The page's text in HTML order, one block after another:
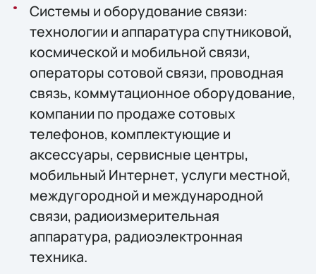
Системы и оборудование связи:
технологии и аппаратура спутниковой,
космической и мобильной связи,
операторы сотовой связи, проводная
связь, коммутационное оборудование,
компании по продаже сотовых
телефонов, комплектующие и
аксессуары, сервисные центры,
мобильный Интернет, услуги местной,
междугородной и международной
связи, радиоизмерительная
аппаратура, радиоэлектронная
техника.